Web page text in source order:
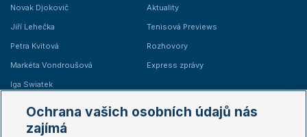
Novak Djokovič
Jiří Lehečka
Petra Kvitová
Markéta Vondroušová
Iga Swiatek
Aktuality
Tenisová Previews
Rozhovory
Express zprávy
Žebříčky
Ochrana vašich osobních údajů nás
zajímá